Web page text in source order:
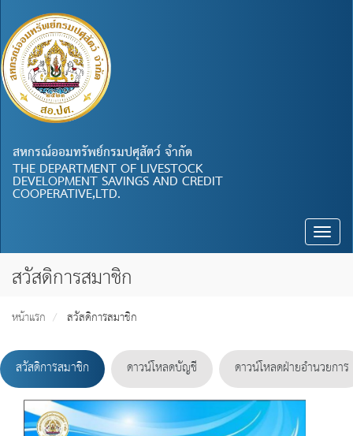
สหกรณ์ออมทรัพย์กรมปศุสัตว์ จำกัด
THE DEPARTMENT OF LIVESTOCK
DEVELOPMENT SAVINGS AND CREDIT
COOPERATIVE,LTD.
Toggle
สวัสดิการสมาชิก
หน้าแรก สวัสดิการสมาชิก
สวัสดิการสมาชิก ดาวน์โหลดบัญชี ดาวน์โหลดฝ่ายอำนวยการ